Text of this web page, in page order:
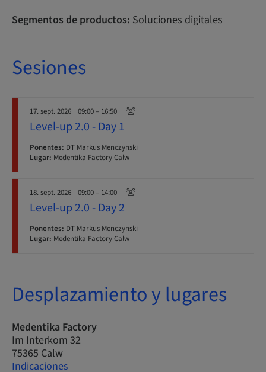
Segmentos de productos: Soluciones digitales
Sesiones
17. sept. 2026 | 09:00 – 16:50
Level-up 2.0 - Day 1
Ponentes: DT Markus Menczynski
Lugar: Medentika Factory Calw
18. sept. 2026 | 09:00 – 14:00
Level-up 2.0 - Day 2
Ponentes: DT Markus Menczynski
Lugar: Medentika Factory Calw
Desplazamiento y lugares
Medentika Factory
Im Interkom 32
75365 Calw
Indicaciones